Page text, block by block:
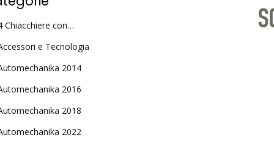
Chiacchiere con…
e Tecnologia
2014
2016
2018
2022